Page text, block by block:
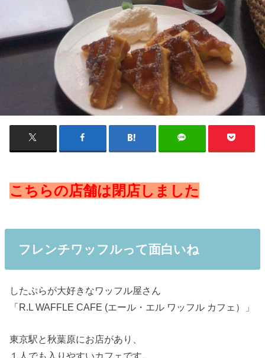
こちらの店舗は閉店しました
フレンチワッフルって面白いね
したぷらが大好きなワッフル屋さん
「R.L WAFFLE CAFE (エール・エル ワッフル カフェ）」
東京駅と秋葉原にお店があり、